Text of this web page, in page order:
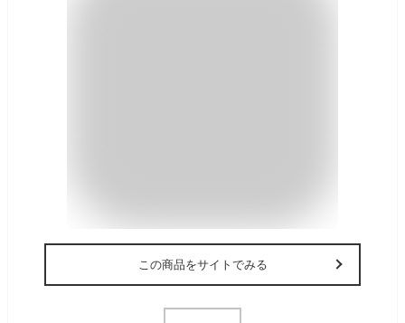
この商品をサイトでみる